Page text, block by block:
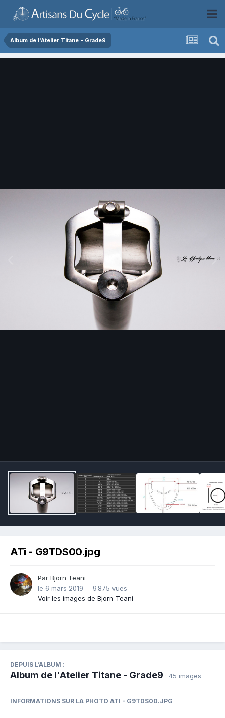
Album de l'Atelier Titane - Grade9
ATi - G9TDS00.jpg
Par Bjorn Teani
le 6 mars 2019
9 875 vues
Voir les images de Bjorn Teani
DEPUIS L’ALBUM :
Album de l'Atelier Titane - Grade9 · 45 images
INFORMATIONS SUR LA PHOTO ATI - G9TDS00.JPG